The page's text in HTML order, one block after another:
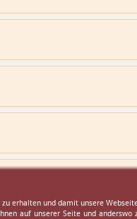
erhalten und damit unsere
auf unserer Seite und anderswo